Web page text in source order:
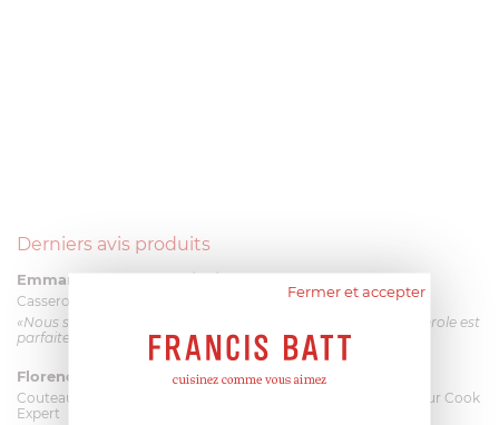
Derniers avis produits
Emmanuel 56 ans le 23/06/2026 à 12:04
Casserole mini 9 cm Castelpro 5 ply poignée fixe
«Nous sommes dans un produit de haute qualité. Cette casserole est
parfaite pour l'élaboration des sauces et vient complé...»
Florence 63 ans le 23/06/2026 à 11:17
Couteau complet avec lame, joint & écrou pour le robot cuiseur Cook
Expert
Fermer et accepter